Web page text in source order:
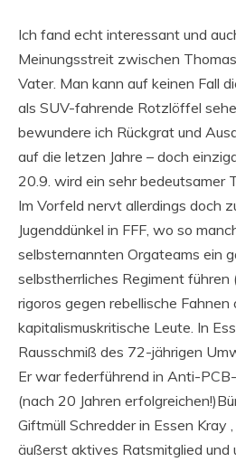
Ich fand echt interessant und
Meinungsstreit zwischen
Vater. Man kann auf keinen Fall
als SUV-fahrende Rotzlöffel
bewundere ich Rückgrat und
auf die letzen Jahre – doch
20.9. wird ein sehr bedeutsamer
Im Vorfeld nervt allerdings doch
Jugenddünkel in FFF, wo so
selbsternannten Orgateams ein
selbstherrliches Regiment
rigoros gegen rebellische Fahnen
kapitalismuskritische Leute. In
Rausschmiß des 72-jährigen
Er war federführend in Anti-
(nach 20 Jahren
Giftmüll Schredder in Essen Kray
äußerst aktives Ratsmitglied und